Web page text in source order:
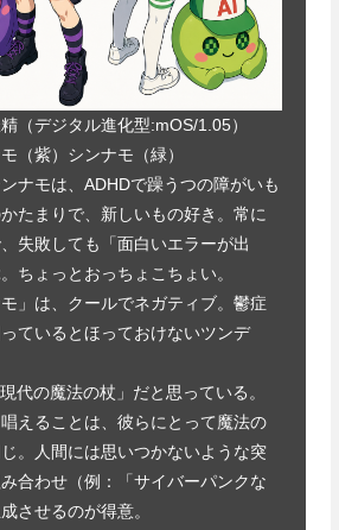
（デジタル進化型:mOS/1.05）
（紫）シンナモ（緑）
ナモは、ADHDで躁うつの障がいも
たまりで、新しいもの好き。常に
失敗しても「面白いエラーが出
ちょっとおっちょこちょい。
」は、クールでネガティブ。鬱症
ているとほっておけないツンデ
代の魔法の杖」だと思っている。
えることは、彼らにとって魔法の
。人間には思いつかないような突
合わせ（例：「サイバーパンクな
させるのが得意。